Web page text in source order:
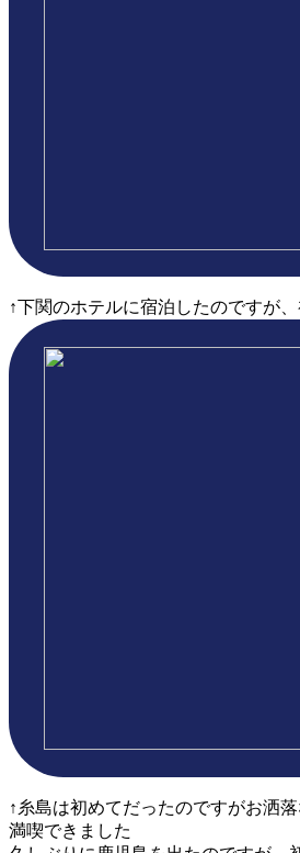
↑下関のホテルに宿泊したのですが
↑糸島は初めてだったのですがお洒
満喫できました